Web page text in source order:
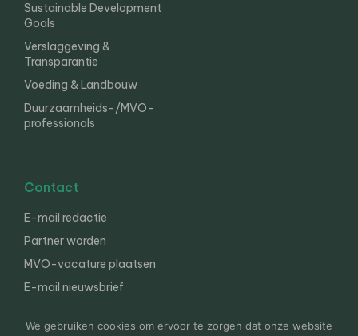
Sustainable Development
Goals
Verslaggeving &
Transparantie
Voeding & Landbouw
Duurzaamheids-/MVO-
professionals
Contact
E-mail redactie
Partner worden
MVO-vacature plaatsen
E-mail nieuwsbrief
We gebruiken cookies om ervoor te zorgen dat onze website